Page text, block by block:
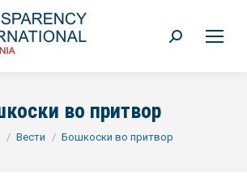
Search:
во притвор
Вести Бошкоски во притвор